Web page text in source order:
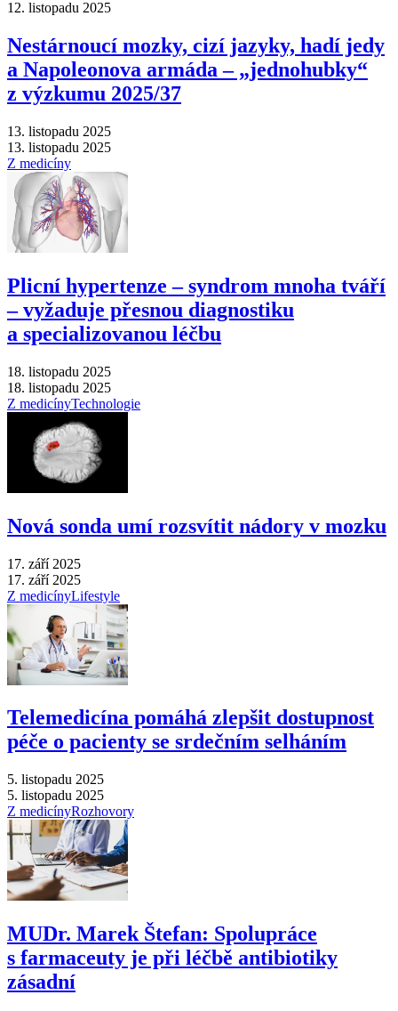
12. listopadu 2025
Nestárnoucí mozky, cizí jazyky, hadí jedy
a Napoleonova armáda –⁠ „jednohubky“
z výzkumu 2025/37
13. listopadu 2025
13. listopadu 2025
Z medicíny
Plicní hypertenze –⁠ syndrom mnoha tváří
–⁠ vyžaduje přesnou diagnostiku
a specializovanou léčbu
18. listopadu 2025
18. listopadu 2025
Z medicínyTechnologie
Nová sonda umí rozsvítit nádory v mozku
17. září 2025
17. září 2025
Z medicínyLifestyle
Telemedicína pomáhá zlepšit dostupnost
péče o pacienty se srdečním selháním
5. listopadu 2025
5. listopadu 2025
Z medicínyRozhovory
MUDr. Marek Štefan: Spolupráce
s farmaceuty je při léčbě antibiotiky
zásadní